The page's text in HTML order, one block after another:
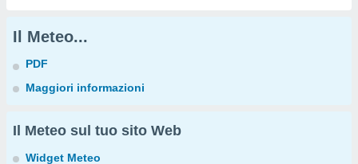
Il Meteo...
PDF
Maggiori informazioni
Il Meteo sul tuo sito Web
Widget Meteo